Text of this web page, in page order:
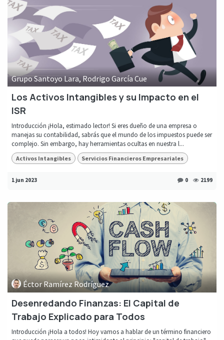
Grupo Santoyo Lara, Rodrigo García Cue
Los Activos Intangibles y su Impacto en el
ISR
Introducción ¡Hola, estimado lector! Si eres dueño de una empresa o
manejas su contabilidad, sabrás que el mundo de los impuestos puede ser
complejo. Sin embargo, hay herramientas ocultas en nuestra l...
Activos Intangibles Servicios Financieros Empresariales
1 jun 2023 0 2199
Éctor Ramírez Rodríguez
Desenredando Finanzas: El Capital de
Trabajo Explicado para Todos
Introducción ¡Hola a todos! Hoy vamos a hablar de un término financiero